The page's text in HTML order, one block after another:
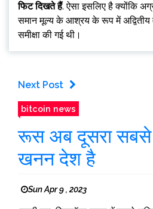
फिट दिखते हैं. ऐसा इसलिए है क्योंकि
समान मूल्य के आश्रय के रूप में
समीक्षा की गई थी।
Next Post
bitcoin news
रूस अब दूसरा सबसे
खनन देश है
Sun Apr 9 , 2023